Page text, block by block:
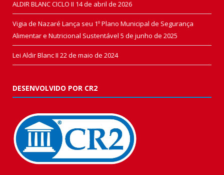
ALDIR BLANC CICLO II 14 de abril de 2026
Vigia de Nazaré Lança seu 1º Plano Municipal de Segurança
Alimentar e Nutricional Sustentável 5 de junho de 2025
Lei Aldir Blanc II 22 de maio de 2024
DESENVOLVIDO POR CR2